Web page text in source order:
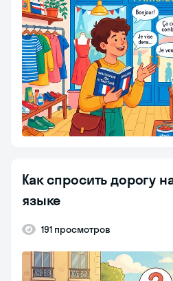
Как спросить дорогу
языке
191 просмотров